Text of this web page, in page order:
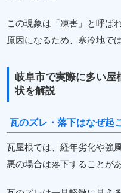
この現象は「凍害」と呼ば
原因になるため、寒冷地で
岐阜市で実際に多い屋
状を解説
瓦のズレ・落下はなぜ起
瓦屋根では、経年劣化や強
悪の場合は落下することが